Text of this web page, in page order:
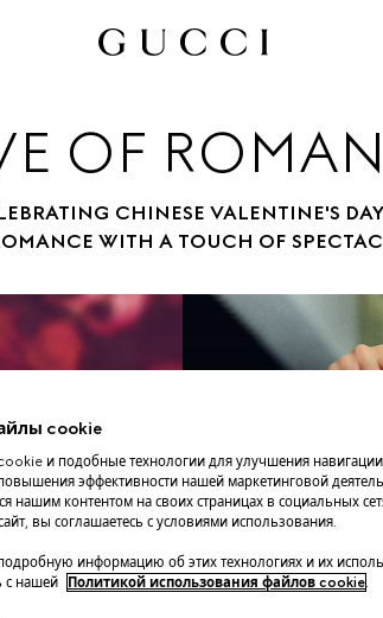
OF
CHINESE VALENTINE'S
WITH A TOUCH OF
cookie
и подобные технологии для улучшения навигации
эффективности нашей маркетинговой
нашим контентом на своих страницах в социальных
вы соглашаетесь с условиями использования.
информацию об этих технологиях и их
с нашей
Политикой использования файлов cookie.